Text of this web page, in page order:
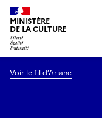
MINISTÈRE
DE LA CULTURE
Voir le fil d’Ariane